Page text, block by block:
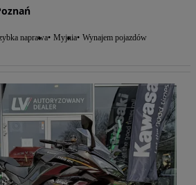
naprawa Myjnia Wynajem pojazdów